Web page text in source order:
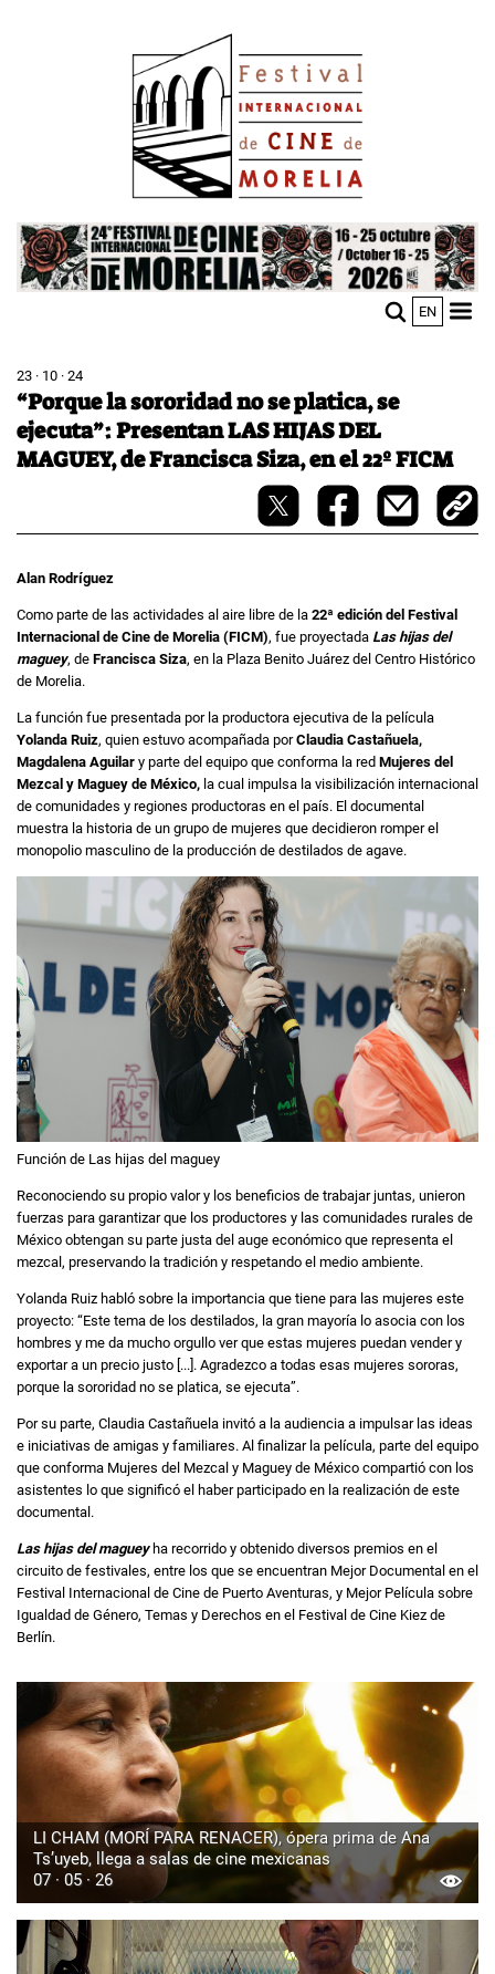
Image
EN
23 · 10 · 24
“Porque la sororidad no se platica, se
ejecuta”: Presentan LAS HIJAS DEL
MAGUEY, de Francisca Siza, en el 22º FICM
Alan Rodríguez
Como parte de las actividades al aire libre de la 22ª edición del Festival
Internacional de Cine de Morelia (FICM), fue proyectada Las hijas del
maguey, de Francisca Siza, en la Plaza Benito Juárez del Centro Histórico
de Morelia.
La función fue presentada por la productora ejecutiva de la película
Yolanda Ruiz, quien estuvo acompañada porClaudia Castañuela,
Magdalena Aguilar y parte del equipo que conforma la red Mujeres del
Mezcal y Maguey de México, la cual impulsa la visibilización internacional
de comunidades y regiones productoras en el país. El documental
muestra la historia de un grupo de mujeres que decidieron romper el
monopolio masculino de la producción de destilados de agave.
Función de Las hijas del maguey
Reconociendo su propio valor y los beneficios de trabajar juntas, unieron
fuerzas para garantizar que los productores y las comunidades rurales de
México obtengan su parte justa del auge económico que representa el
mezcal, preservando la tradición y respetando el medio ambiente.
Yolanda Ruiz habló sobre la importancia que tiene para las mujeres este
proyecto: “Este tema de los destilados, la gran mayoría lo asocia con los
hombres y me da mucho orgullo ver que estas mujeres puedan vender y
exportar a un precio justo [...]. Agradezco a todas esas mujeres sororas,
porque la sororidad no se platica, se ejecuta”.
Por su parte, Claudia Castañuela invitó a la audiencia a impulsar las ideas
e iniciativas de amigas y familiares. Al finalizar la película, parte del equipo
que conforma Mujeres del Mezcal y Maguey de México compartió con los
asistentes lo que significó el haber participado en la realización de este
documental.
Las hijas del magueyha recorrido y obtenido diversos premios en el
circuito de festivales, entre los que se encuentran Mejor Documental en el
Festival Internacional de Cine de Puerto Aventuras, y Mejor Película sobre
Igualdad de Género, Temas y Derechos en el Festival de Cine Kiez de
Berlín.
LI CHAM (MORÍ PARA RENACER), ópera prima de Ana
Ts’uyeb, llega a salas de cine mexicanas
07 · 05 · 26